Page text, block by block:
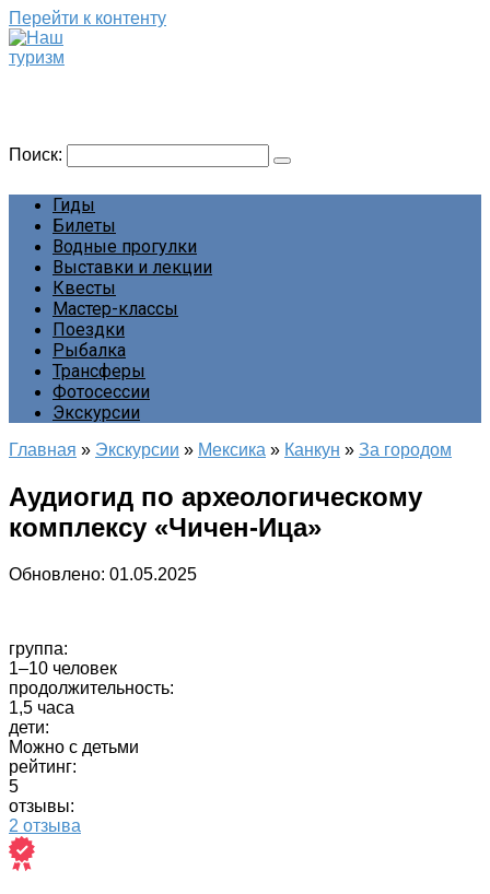
Перейти к контенту
Поиск:
Гиды
Билеты
Водные прогулки
Выставки и лекции
Квесты
Мастер-классы
Поездки
Рыбалка
Трансферы
Фотосессии
Экскурсии
Главная » Экскурсии » Мексика » Канкун » За городом
Аудиогид по археологическому
комплексу «Чичен-Ица»
Обновлено: 01.05.2025
группа:
1–10 человек
продолжительность:
1,5 часа
дети:
Можно с детьми
рейтинг:
5
отзывы:
2 отзыва